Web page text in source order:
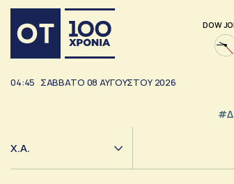
DOW
04:45 ΣΑΒΒΑΤΟ 08 ΑΥΓΟΥΣΤΟΥ 2026
Χ.Α.